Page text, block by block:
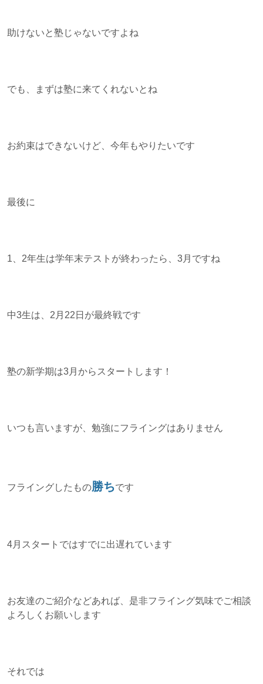
助けないと塾じゃないですよね
でも、まずは塾に来てくれないとね
お約束はできないけど、今年もやりたいです
最後に
1、2年生は学年末テストが終わったら、3月ですね
中3生は、2月22日が最終戦です
塾の新学期は3月からスタートします！
いつも言いますが、勉強にフライングはありません
フライングしたもの勝ちです
4月スタートではすでに出遅れています
お友達のご紹介などあれば、是非フライング気味でご相談
よろしくお願いします
それでは